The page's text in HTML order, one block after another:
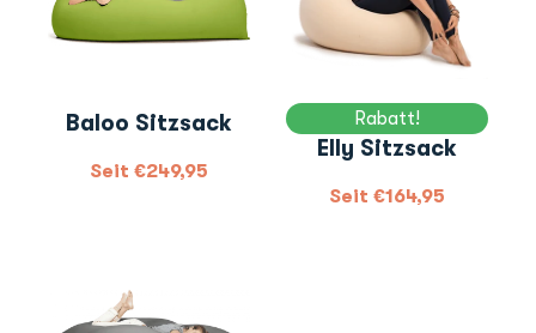
Baloo Sitzsack
Seit €249,95
Rabatt!
Elly Sitzsack
Seit €164,95